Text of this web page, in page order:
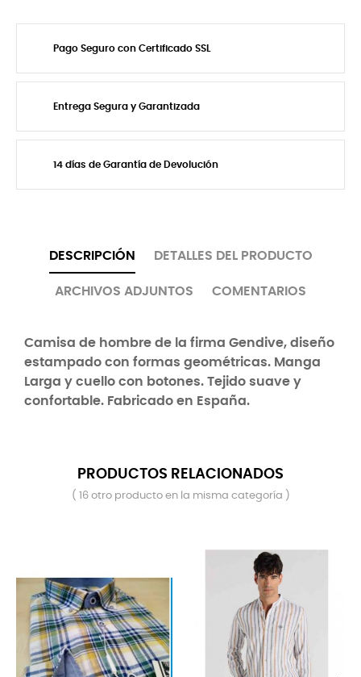
Pago Seguro con Certificado SSL
Entrega Segura y Garantizada
14 días de Garantía de Devolución
DESCRIPCIÓN DETALLES DEL PRODUCTO
ARCHIVOS ADJUNTOS COMENTARIOS
Camisa de hombre de la firma Gendive, diseño
estampado con formas geométricas. Manga
Larga y cuello con botones. Tejido suave y
confortable. Fabricado en España.
PRODUCTOS RELACIONADOS
( 16 otro producto en la misma categoría )